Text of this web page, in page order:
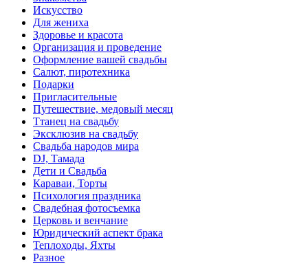
Искусство
Для жениха
Здоровье и красота
Организация и проведение
Оформление вашей свадьбы
Салют, пиротехника
Подарки
Пригласительные
Путешествие, медовый месяц
Ттанец на свадьбу
Эксклюзив на свадьбу
Свадьба народов мира
DJ, Тамада
Дети и Свадьба
Караваи, Торты
Психология праздника
Свадебная фотосъемка
Церковь и венчание
Юридический аспект брака
Теплоходы, Яхты
Разное